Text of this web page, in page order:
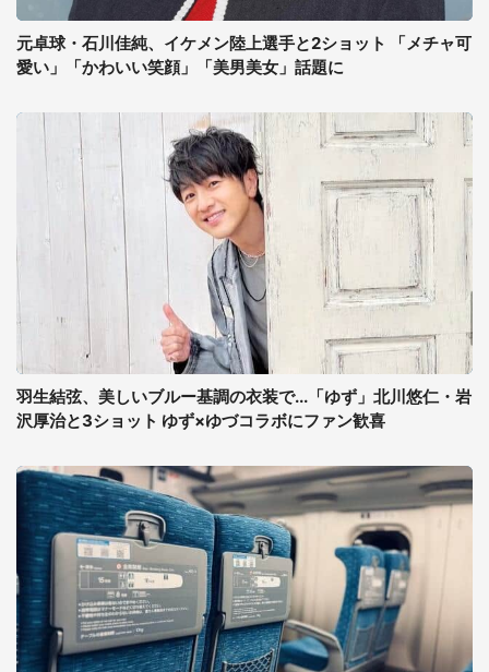
元卓球・石川佳純、イケメン陸上選手と2ショット 「メチャ可
愛い」「かわいい笑顔」「美男美女」話題に
羽生結弦、美しいブルー基調の衣装で...「ゆず」北川悠仁・岩
沢厚治と3ショット ゆず×ゆづコラボにファン歓喜